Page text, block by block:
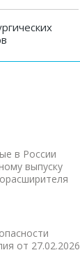
в России
выпуску
от 27.02.2026